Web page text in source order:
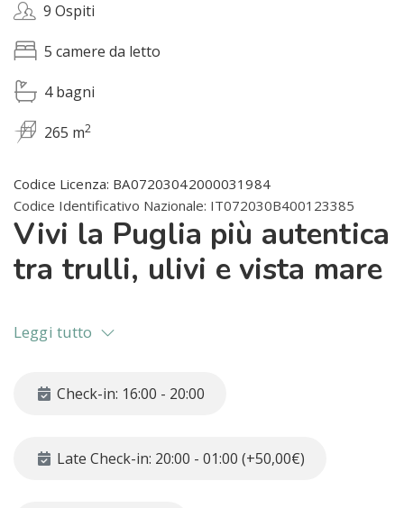
9 Ospiti
5 camere da letto
4 bagni
265 m2
Codice Licenza: BA07203042000031984
Codice Identificativo Nazionale: IT072030B400123385
Vivi la Puglia più autentica
tra trulli, ulivi e vista mare
Il Casale nasce tra le colline di Monopoli, in una
ulivi fino al mare Adriatico. Questo affascinante
reinterpretata con comfort contemporanei e spazi
Leggi tutto
Check-in: 16:00 - 20:00
Late Check-in: 20:00 - 01:00 (+50,00€)